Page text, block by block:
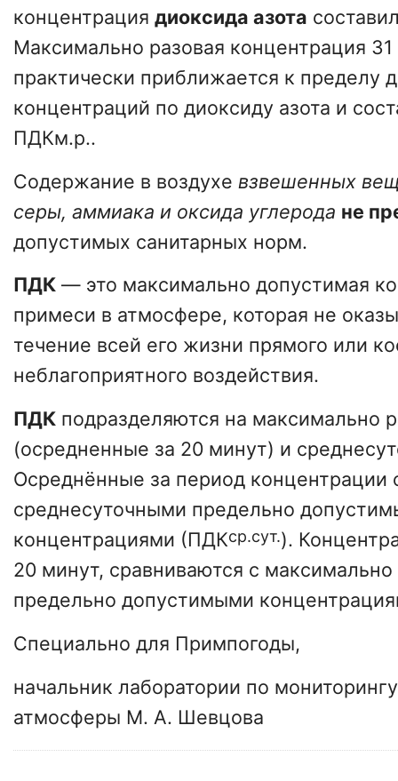
концентрация диоксида азота
Максимально разовая концентрация 31
практически приближается к пределу
концентраций по диоксиду азота и
ПДКм.р..
Содержание в воздухе взвешенных
серы, аммиака и оксида углерода не
допустимых санитарных норм.
ПДК — это максимально допустимая
примеси в атмосфере, которая не
течение всей его жизни прямого или
неблагоприятного воздействия.
ПДК подразделяются на максимально
(осредненные за 20 минут) и
Осреднённые за период концентрации
среднесуточными предельно
концентрациями (ПДКср.сут.).
20 минут, сравниваются с
предельно допустимыми
Специально для Примпогоды,
начальник лаборатории по
атмосферы М. А. Шевцова